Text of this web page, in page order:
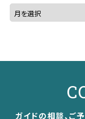
ガイドの相談、ご